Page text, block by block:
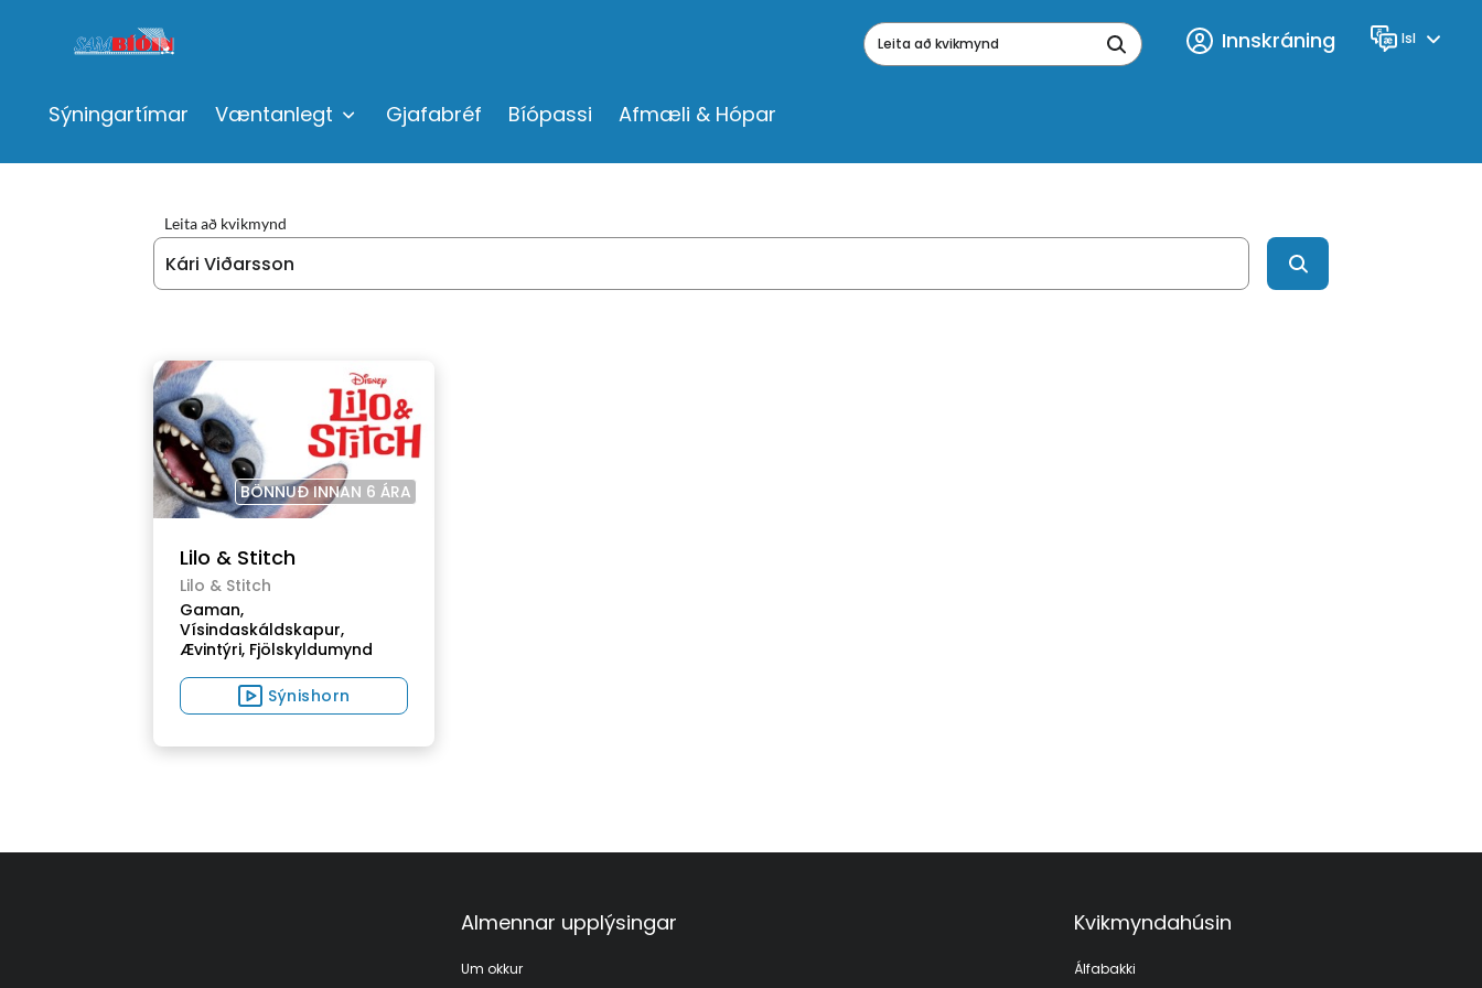
Sýningartímar Væntanlegt Gjafabréf Bíópassi Afmæli & Hópar
Leita að kvikmynd
Innskráning Tungumál
Isl
Leita að kvikmynd
BÖNNUÐ INNAN 6 ÁRA
Lilo & Stitch
Lilo & Stitch
Gaman,
Vísindaskáldskapur,
Ævintýri, Fjölskyldumynd
Sýnishorn
Almennar upplýsingar
Um okkur
Kvikmyndahúsin
Álfabakki